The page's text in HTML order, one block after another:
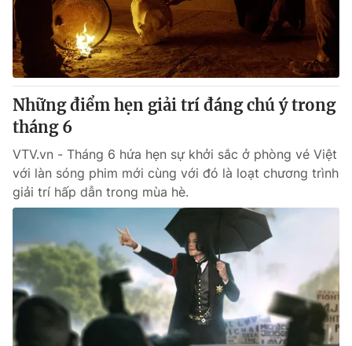
Sản phẩm
Thị trường
Tư vấn
Lịch phát sóng
Chuyên mục khác
Emagazine
Photo Infographic
Shorts video
VTV Money VTV Thể thao
VTV Sức khoẻ Bất động sản
Những điểm hẹn giải trí đáng chú ý trong
tháng 6
VTV.vn - Tháng 6 hứa hẹn sự khởi sắc ở phòng vé Việt
với làn sóng phim mới cùng với đó là loạt chương trình
giải trí hấp dẫn trong mùa hè.